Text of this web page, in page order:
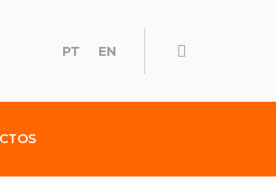
PT EN